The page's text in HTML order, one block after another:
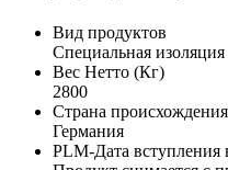
Вид продуктов
Специальная изоляция
Вес Нетто (Кг)
2800
Страна происхождения
Германия
PLM-Дата вступления